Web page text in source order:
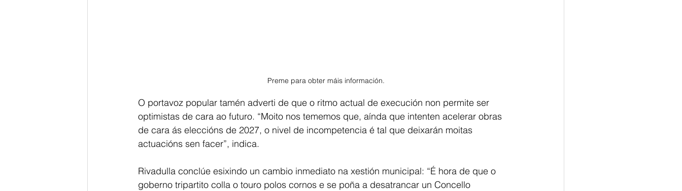
Preme para obter máis información.
O portavoz popular tamén adverti de que o ritmo actual de execución non permite ser
optimistas de cara ao futuro. “Moito nos tememos que, aínda que intenten acelerar obras
de cara ás eleccións de 2027, o nivel de incompetencia é tal que deixarán moitas
actuacións sen facer”, indica.
Rivadulla conclúe esixindo un cambio inmediato na xestión municipal: “É hora de que o
goberno tripartito colla o touro polos cornos e se poña a desatrancar un Concello